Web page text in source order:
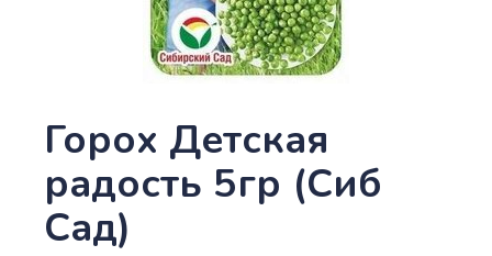
Горох Детская
радость 5гр (Сиб
Сад)